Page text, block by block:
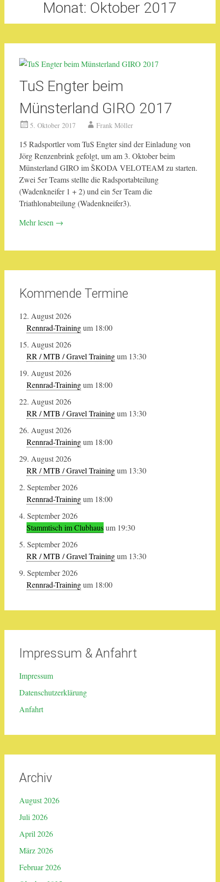
Monat: Oktober 2017
TuS Engter beim
Münsterland GIRO 2017
5. Oktober 2017 Frank Möller
15 Radsportler vom TuS Engter sind der Einladung von
Jörg Renzenbrink gefolgt, um am 3. Oktober beim
Münsterland GIRO im ŠKODA VELOTEAM zu starten.
Zwei 5er Teams stellte die Radsportabteilung
(Wadenkneifer 1 + 2) und ein 5er Team die
Triathlonabteilung (Wadenkneifer3).
Mehr lesen →
Kommende Termine
12. August 2026
Rennrad-Trainingum 18:00
15. August 2026
RR / MTB / Gravel Trainingum 13:30
19. August 2026
Rennrad-Trainingum 18:00
22. August 2026
RR / MTB / Gravel Trainingum 13:30
26. August 2026
Rennrad-Trainingum 18:00
29. August 2026
RR / MTB / Gravel Trainingum 13:30
2. September 2026
Rennrad-Trainingum 18:00
4. September 2026
Stammtisch im Clubhausum 19:30
5. September 2026
RR / MTB / Gravel Trainingum 13:30
9. September 2026
Rennrad-Trainingum 18:00
Impressum & Anfahrt
Impressum
Datenschutzerklärung
Anfahrt
Archiv
August 2026
Juli 2026
April 2026
März 2026
Februar 2026